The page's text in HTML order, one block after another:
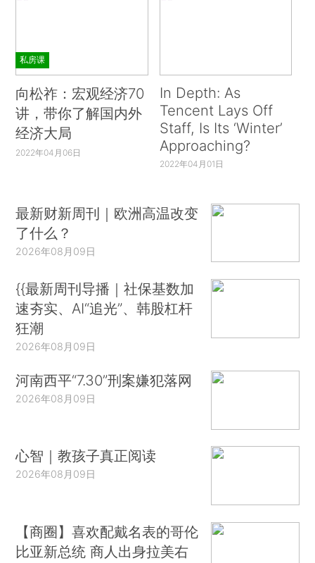
私房课
向松祚：宏观经济70
讲，带你了解国内外
经济大局
2022年04月06日
In Depth: As
Tencent Lays Off
Staff, Is Its ‘Winter’
Approaching?
2022年04月01日
最新财新周刊｜欧洲高温改变
了什么？
2026年08月09日
{{最新周刊导播｜社保基数加
速夯实、AI“追光”、韩股杠杆
狂潮
2026年08月09日
河南西平“7.30”刑案嫌犯落网
2026年08月09日
心智｜教孩子真正阅读
2026年08月09日
【商圈】喜欢配戴名表的哥伦
比亚新总统 商人出身拉美右